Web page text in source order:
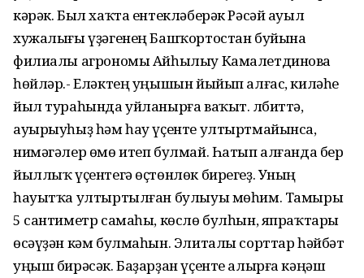
кәрәк. Был хаҡта ентекләберәк Рәсәй ауыл
хужалығы үҙәгенең Башҡортостан буйына
филиалы агрономы Айһылыу Камалетдинова
һөйләр.- Еләктең уңышын йыйып алғас, киләһе
йыл тураһында уйланырға ваҡыт. Әлбиттә,
ауырыуһыҙ һәм һау үҫенте ултыртмайынса,
нимәгәлер өмө итеп булмай. Һатып алғанда бер
йыллыҡ үҫентегә өҫтөнлөк бирегеҙ. Уның
һауытҡа ултыртылған булыуы мөһим. Тамыры
5 сантиметр самаһы, көслө булһын, япраҡтары
өсәүҙән кәм булмаһын. Элиталы сорттар һәйбәт
уңыш бирәсәк. Баҙарҙан үҫенте алырға кәңәш